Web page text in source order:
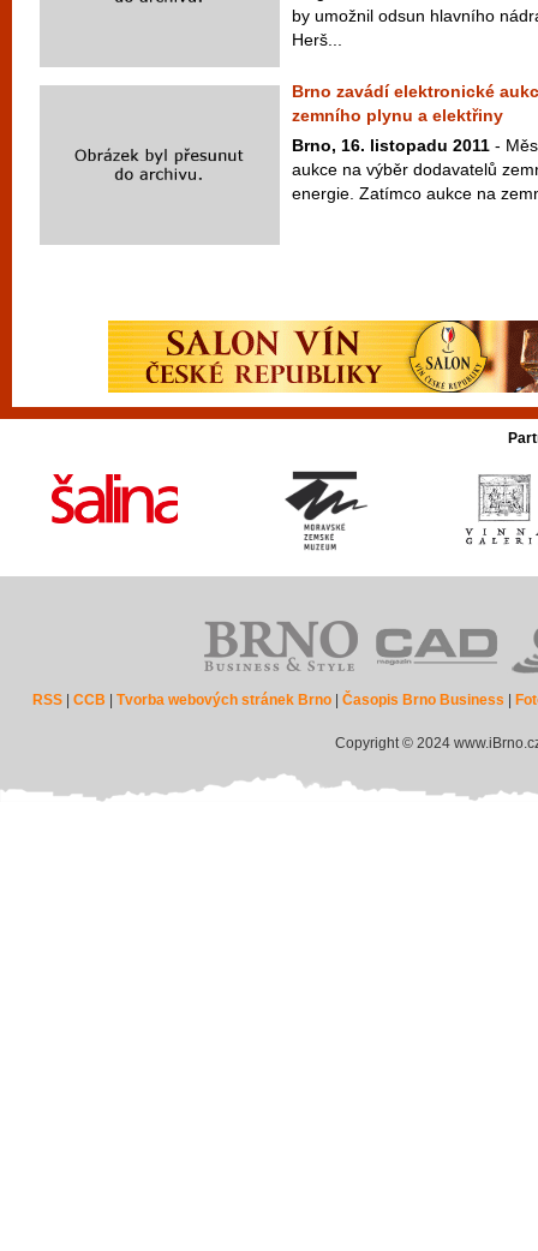
by umožnil odsun hlavního
Herš...
Brno zavádí elektronické
zemního plynu a elektřiny
Brno, 16. listopadu 2011 -
aukce na výběr dodavatelů
energie. Zatímco aukce na
RSS |CCB |Tvorba webových stránek Brno |Časopis Brno Business
Copyright © 2024